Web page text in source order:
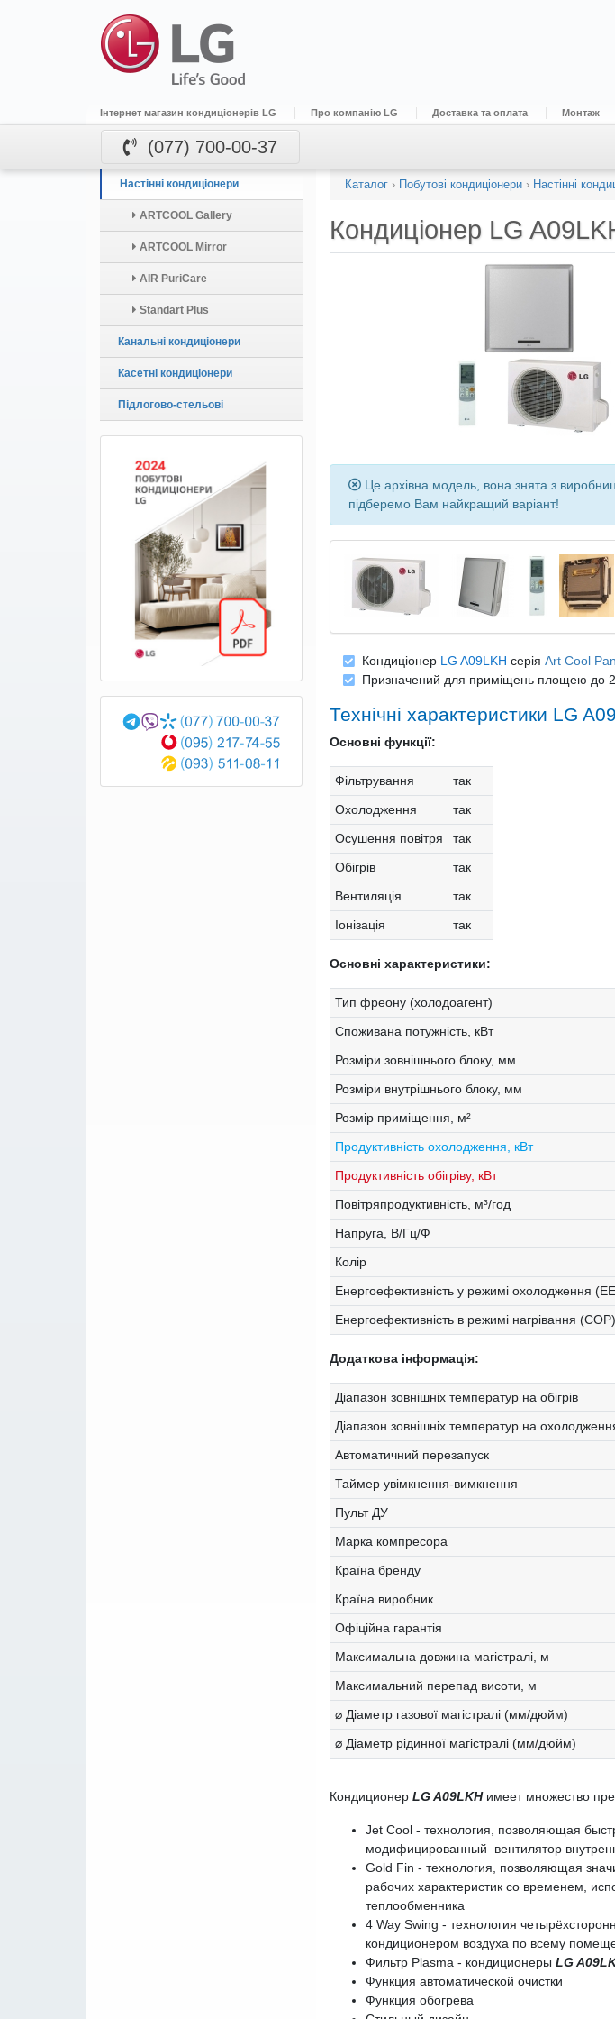
Інтернет магазин кондиціонерів LG Про компанію LG Доставка та оплата Монтаж
(077) 700-00-37
Настінні кондиціонери
ARTCOOL Gallery
ARTCOOL Mirror
AIR PuriCare
Standart Plus
Канальні кондиціонери
Касетні кондиціонери
Підлогово-стельові
Каталог › Побутові кондиціонери › Настінні
Кондиціонер LG
Це архівна модель, вона знята з
підберемо Вам найкращий варіант!
Кондиціонер LG A09LKH серія Art Cool
Призначений для приміщень площею до
Технічні характеристики LG
Основні функції:
Фільтрування
так
Охолодження
так
Осушення повітря
так
Обігрів
так
Вентиляція
так
Іонізація
так
Основні характеристики:
Тип фреону (холодоагент)
Споживана потужність, кВт
Розміри зовнішнього блоку, мм
Розміри внутрішнього блоку, мм
Розмір приміщення, м²
Продуктивність охолодження, кВт
Продуктивність обігріву, кВт
Повітряпродуктивність, м³/год
Напруга, В/Гц/Ф
Колір
Енергоефективність у режимі охолодження
Енергоефективність в режимі нагрівання (COP)
Додаткова інформація:
Діапазон зовнішніх температур на обігрів
Діапазон зовнішніх температур на
Автоматичний перезапуск
Таймер увімкнення-вимкнення
Пульт ДУ
Марка компресора
Країна бренду
Країна виробник
Офіційна гарантія
Максимальна довжина магістралі, м
Максимальний перепад висоти, м
⌀ Діаметр газової магістралі (мм/дюйм)
⌀ Діаметр рідинної магістралі (мм/дюйм)
Кондиционер LG A09LKH имеет множество
Jet Cool - технология, позволяющая
модифицированный вентилятор
Gold Fin - технология, позволяющая
рабочих характеристик со временем,
теплообменника
4 Way Swing - технология
кондиционером воздуха по всему
Фильтр Plasma - кондиционеры LG
Функция автоматической очистки
Функция обогрева